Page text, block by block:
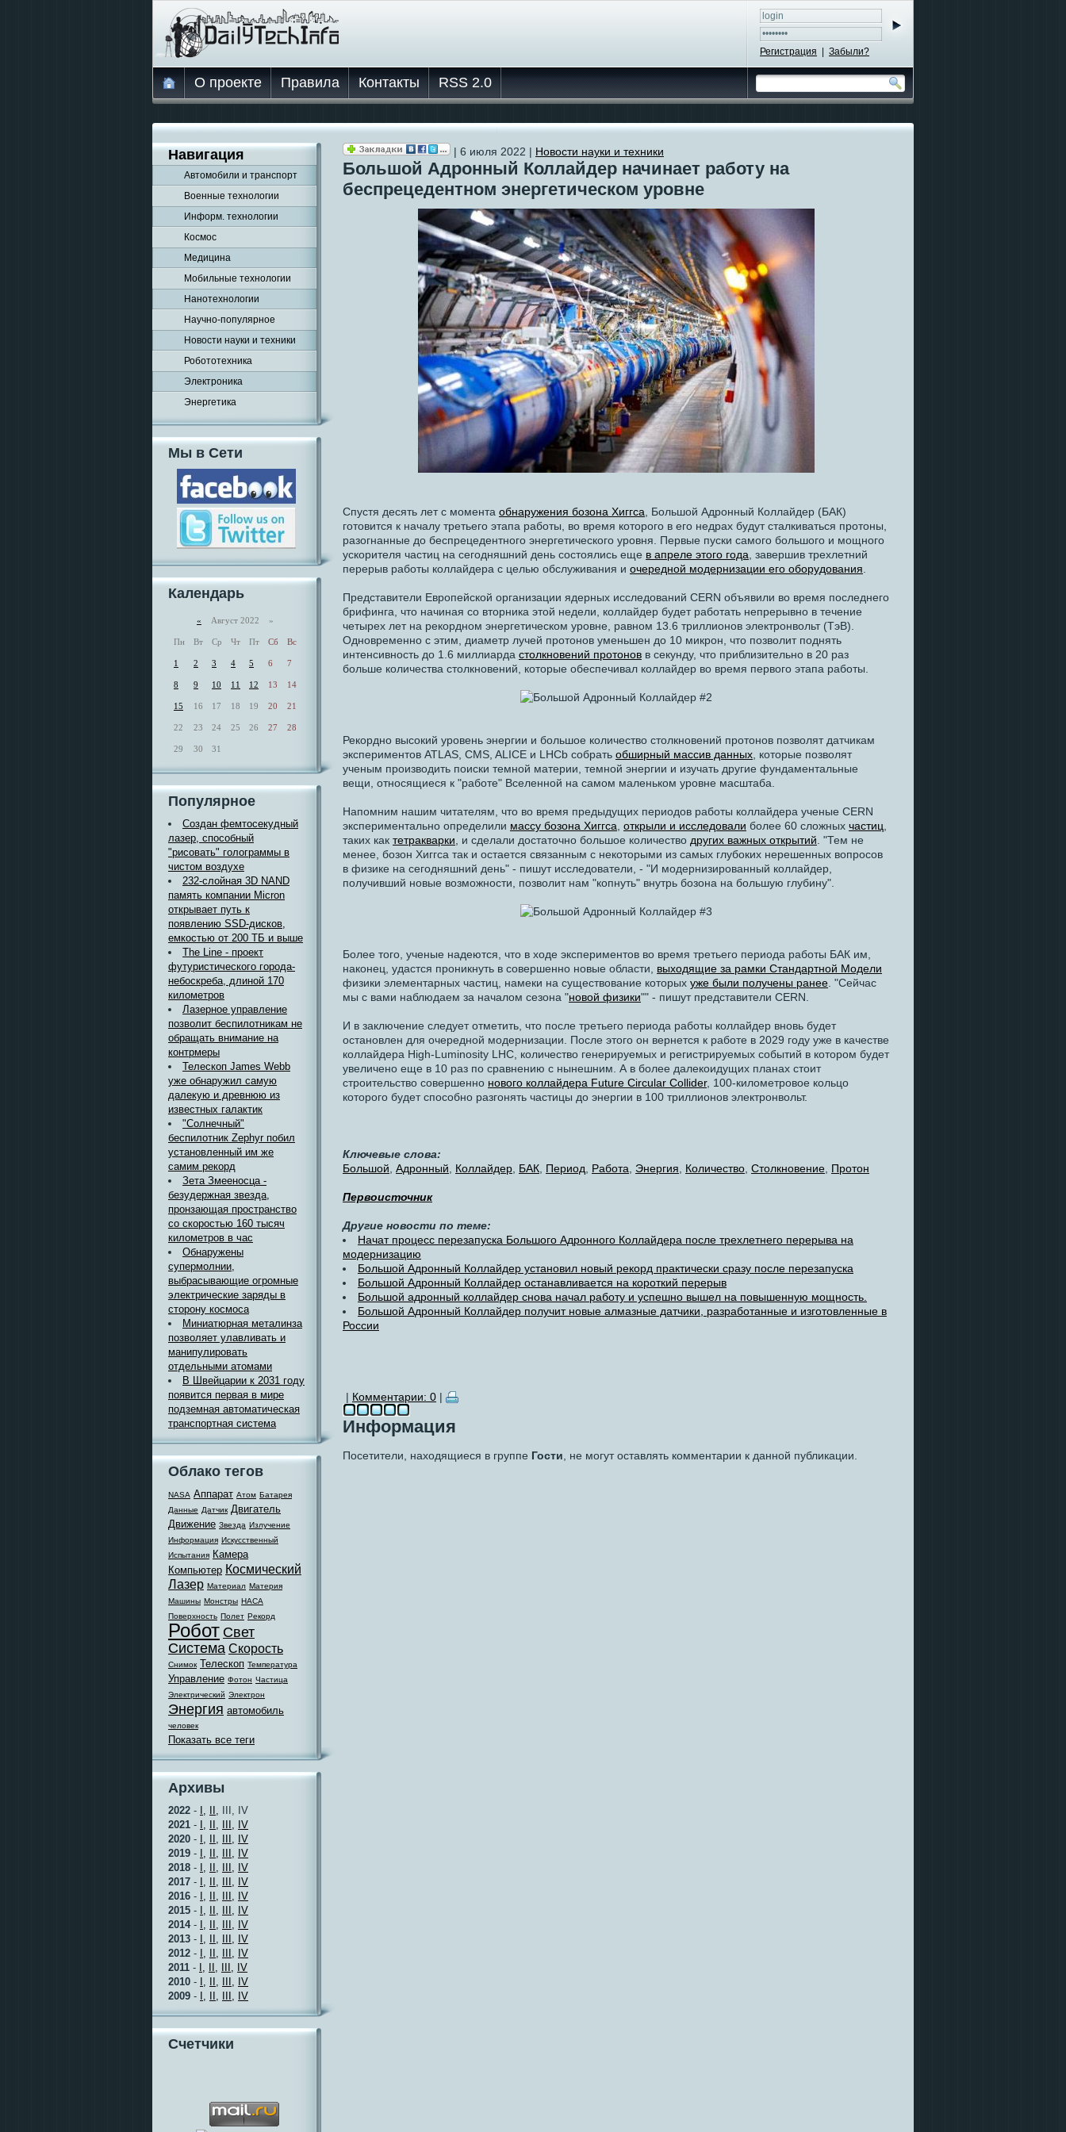
Регистрация Забыли?
О проекте Правила Контакты RSS 2.0
Навигация
Автомобили и транспорт
Военные технологии
Информ. технологии
Космос
Медицина
Мобильные технологии
Нанотехнологии
Научно-популярное
Новости науки и техники
Робототехника
Электроника
Энергетика
Мы в Сети
Календарь
« Август 2022 »
Пн Вт Ср Чт Пт Сб Вс
1 2 3 4 5 6 7
8 9 10 11 12 13 14
15 16 17 18 19 20 21
22 23 24 25 26 27 28
29 30 31
Популярное
Создан фемтосекудный
лазер, способный
"рисовать" голограммы в
чистом воздухе
232-слойная 3D NAND
память компании Micron
открывает путь к
появлению SSD-дисков,
емкостью от 200 ТБ и выше
The Line - проект
футуристического города-
небоскреба, длиной 170
километров
Лазерное управление
позволит беспилотникам не
обращать внимание на
контрмеры
Телескоп James Webb
уже обнаружил самую
далекую и древнюю из
известных галактик
"Солнечный"
беспилотник Zephyr побил
установленный им же
самим рекорд
Зета Змееносца -
безудержная звезда,
пронзающая пространство
со скоростью 160 тысяч
километров в час
Обнаружены
супермолнии,
выбрасывающие огромные
электрические заряды в
сторону космоса
Миниатюрная металинза
позволяет улавливать и
манипулировать
отдельными атомами
В Швейцарии к 2031 году
появится первая в мире
подземная автоматическая
транспортная система
Облако тегов
NASA Аппарат Атом Батарея
Данные Датчик Двигатель
Движение Звезда Излучение
Информация Искусственный
Испытания Камера
Компьютер Космический
Лазер Материал Материя
Машины Монстры НАСА
Поверхность Полет Рекорд
Робот Свет
Система Скорость
Снимок Телескоп Температура
Управление Фотон Частица
Электрический Электрон
Энергия автомобиль
человек
Показать все теги
Архивы
2022 - I, II, III, IV
2021 - I, II, III, IV
2020 - I, II, III, IV
2019 - I, II, III, IV
2018 - I, II, III, IV
2017 - I, II, III, IV
2016 - I, II, III, IV
2015 - I, II, III, IV
2014- I, II, III, IV
2013 - I, II, III, IV
2012 - I, II, III, IV
2011 - I, II, III, IV
2010 - I, II, III, IV
2009 - I, II, III, IV
Счетчики
| 6 июля 2022 | Новости науки и техники
Большой Адронный Коллайдер начинает работу на
беспрецедентном энергетическом уровне
Спустя десять лет с момента обнаружения бозона Хиггса , Большой Адронный Коллайдер (БАК)
готовится к началу третьего этапа работы, во время которого в его недрах будут сталкиваться протоны,
разогнанные до беспрецедентного энергетического уровня. Первые пуски самого большого и мощного
ускорителя частиц на сегодняшний день состоялись еще в апреле этого года , завершив трехлетний
перерыв работы коллайдера с целью обслуживания и очередной модернизации его оборудования
Представители Европейской организации ядерных исследований CERN объявили во время последнего
брифинга, что начиная со вторника этой недели, коллайдер будет работать непрерывно в течение
четырех лет на рекордном энергетическом уровне, равном 13.6 триллионов электронвольт (ТэВ).
Одновременно с этим, диаметр лучей протонов уменьшен до 10 микрон, что позволит поднять
интенсивность до 1.6 миллиарда столкновений протонов в секунду, что приблизительно в 20 раз
больше количества столкновений, которые обеспечивал коллайдер во время первого этапа работы.
Рекордно высокий уровень энергии и большое количество столкновений протонов позволят датчикам
экспериментов ATLAS, CMS, ALICE и LHCb собрать обширный массив данных , которые позволят
ученым производить поиски темной материи, темной энергии и изучать другие фундаментальные
вещи, относящиеся к "работе" Вселенной на самом маленьком уровне масштаба.
Напомним нашим читателям, что во время предыдущих периодов работы коллайдера ученые CERN
экспериментально определили массу бозона Хиггса открыли и исследовали более 60 сложных частиц
таких как тетракварки , и сделали достаточно большое количество других важных открытий . "Тем не
менее, бозон Хиггса так и остается связанным с некоторыми из самых глубоких нерешенных вопросов
в физике на сегодняшний день" - пишут исследователи, - "И модернизированный коллайдер,
получивший новые возможности, позволит нам "копнуть" внутрь бозона на большую глубину".
Более того, ученые надеются, что в ходе экспериментов во время третьего периода работы БАК им,
наконец, удастся проникнуть в совершенно новые области, выходящие за рамки Стандартной Модели
физики элементарных частиц, намеки на существование которых уже были получены ранее . "Сейчас
мы с вами наблюдаем за началом сезона "новой физики"" - пишут представители CERN.
И в заключение следует отметить, что после третьего периода работы коллайдер вновь будет
остановлен для очередной модернизации. После этого он вернется к работе в 2029 году уже в качестве
коллайдера High-Luminosity LHC, количество генерируемых и регистрируемых событий в котором будет
увеличено еще в 10 раз по сравнению с нынешним. А в более далекоидущих планах стоит
строительство совершенно нового коллайдера Future Circular Collider, 100-километровое кольцо
которого будет способно разгонять частицы до энергии в 100 триллионов электронвольт.
Ключевые слова:
Большой Адронный Коллайдер БАК Период Работа Энергия Количество Столкновение Протон
Первоисточник
Другие новости по теме:
Начат процесс перезапуска Большого Адронного Коллайдера после трехлетнего перерыва на
модернизацию
Большой Адронный Коллайдер установил новый рекорд практически сразу после перезапуска
Большой Адронный Коллайдер останавливается на короткий перерыв
Большой адронный коллайдер снова начал работу и успешно вышел на повышенную мощность.
Большой Адронный Коллайдер получит новые алмазные датчики, разработанные и изготовленные в
России
| Комментарии: 0 |
Информация
Посетители, находящиеся в группе Гости, не могут оставлять комментарии к данной публикации.